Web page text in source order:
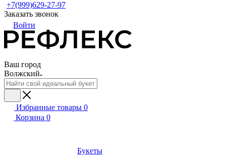
+7(999)629-27-97
Заказать звонок
Войти
Ваш город
Волжский
Избранные товары 0
Корзина 0
Букеты